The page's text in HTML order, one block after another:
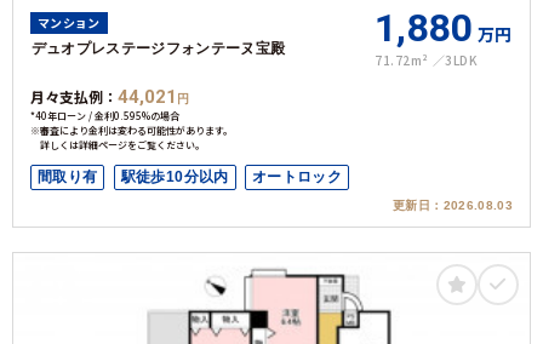
マンション
デュオプレステージフォンテーヌ宝殿 1,880 万円
71.72m² 3LDK
月々支払例： 44,021 円
*40年ローン / 金利0.595%の場合
※審査により金利は変わる可能性があります。
詳しくは詳細ページをご覧ください。
間取り有 駅徒歩10分以内 オートロック
更新日： 2026.08.03